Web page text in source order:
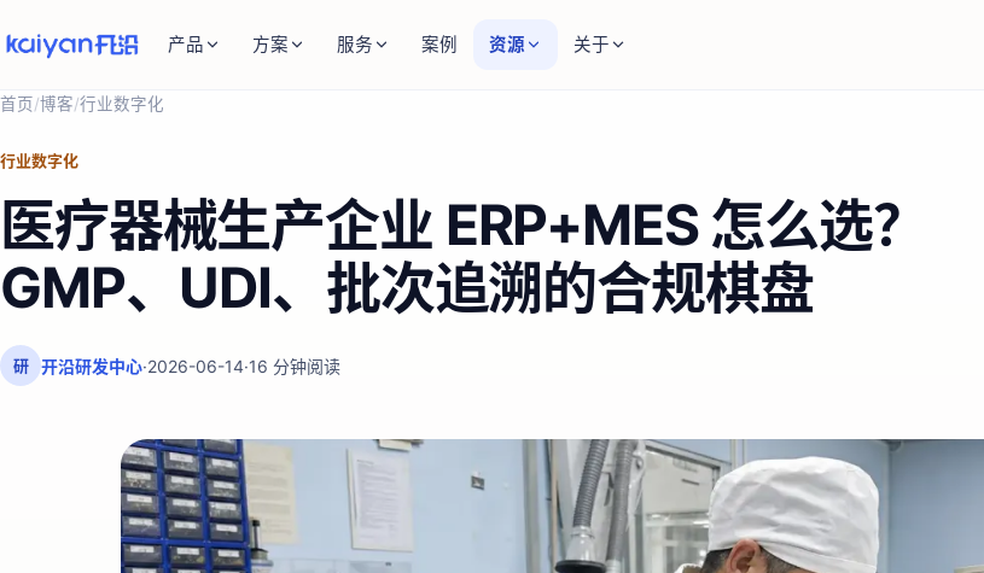
产品 方案 服务 案例 资源 关于
首页/博客/行业数字化
行业数字化
医疗器械生产企业 ERP+MES 怎么选？
GMP、UDI、批次追溯的合规棋盘
研 开沿研发中心·2026-06-14·16 分钟阅读